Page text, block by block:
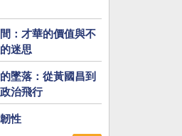
：才華的價值與不
迷思
墜落：從黃國昌到
治飛行
性